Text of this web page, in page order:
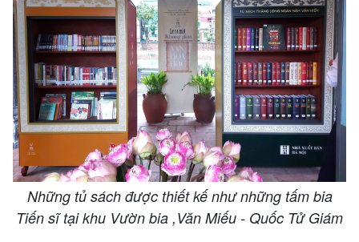
Những tủ sách được thiết kế như những tấm bia
Tiến sĩ tại khu Vườn bia ,Văn Miếu - Quốc Tử Giám